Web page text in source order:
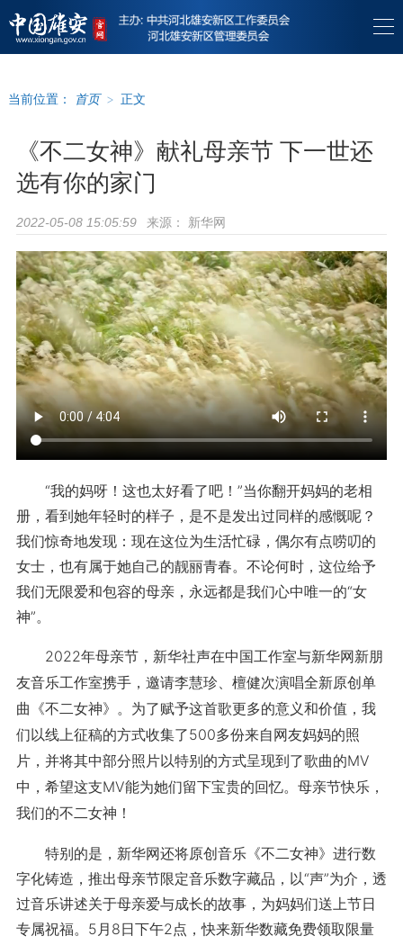
当前位置： 首页 > 正文
《不二女神》献礼母亲节 下一世还
选有你的家门
2022-05-08 15:05:59 来源： 新华网
“我的妈呀！这也太好看了吧！”当你翻开妈妈的老相
册，看到她年轻时的样子，是不是发出过同样的感慨呢？
我们惊奇地发现：现在这位为生活忙碌，偶尔有点唠叨的
女士，也有属于她自己的靓丽青春。不论何时，这位给予
我们无限爱和包容的母亲，永远都是我们心中唯一的“女
神”。
2022年母亲节，新华社声在中国工作室与新华网新朋
友音乐工作室携手，邀请李慧珍、檀健次演唱全新原创单
曲《不二女神》。为了赋予这首歌更多的意义和价值，我
们以线上征稿的方式收集了500多份来自网友妈妈的照
片，并将其中部分照片以特别的方式呈现到了歌曲的MV
中，希望这支MV能为她们留下宝贵的回忆。母亲节快乐，
我们的不二女神！
特别的是，新华网还将原创音乐《不二女神》进行数
字化铸造，推出母亲节限定音乐数字藏品，以“声”为介，透
过音乐讲述关于母亲爱与成长的故事，为妈妈们送上节日
专属祝福。5月8日下午2点，快来新华数藏免费领取限量